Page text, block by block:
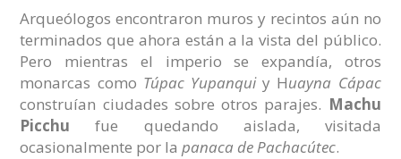
Arqueólogos encontraron muros y recintos aún no
terminados que ahora están a la vista del público.
Pero mientras el imperio se expandía, otros
monarcas como Túpac Yupanquiy Huayna Cápac
construían ciudades sobre otros parajes. Machu
Picchu fue quedando aislada, visitada
ocasionalmente por lapanaca de Pachacútec.